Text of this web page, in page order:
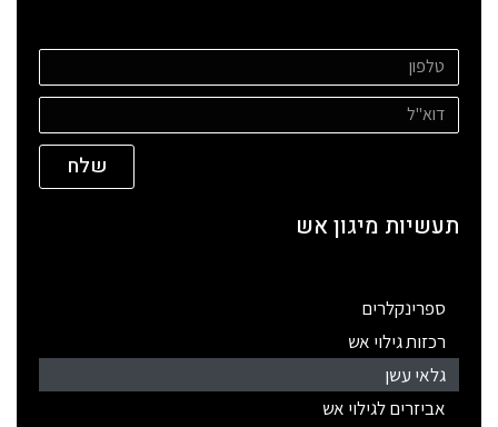
שלח
תעשיות מיגון אש
ספרינקלרים
רכזות גילוי אש
גלאי עשן
אביזרים לגילוי אש